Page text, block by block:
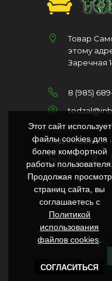
Товар
этому
Заречная
8 (985)
Подписывайся
TODZAL 2026
Этот сайт использует
файлы cookies для
более комфортной
работы
Продолжая просмотр
страниц сайта, вы
соглашаетесь с
Политикой
использования
файлов cookies
СОГЛАСИТЬСЯ